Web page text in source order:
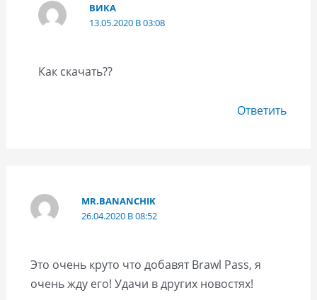
ВИКА
13.05.2020 В 03:08
Как скачать??
Ответить
MR.BANANCHIK
26.04.2020 В 08:52
Это очень круто что добавят Brawl Pass, я
очень жду его! Удачи в других новостях!